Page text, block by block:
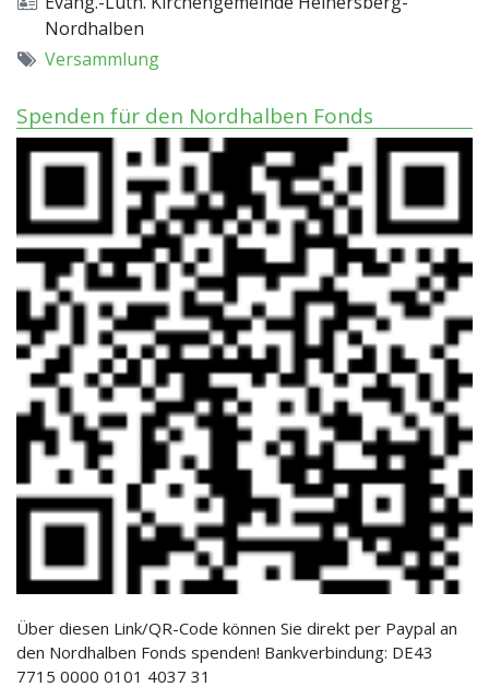
Nordhalben
Versammlung
Spenden für den Nordhalben Fonds
Über diesen Link/QR-Code können Sie direkt per Paypal an
den Nordhalben Fonds spenden! Bankverbindung: DE43
7715 0000 0101 4037 31